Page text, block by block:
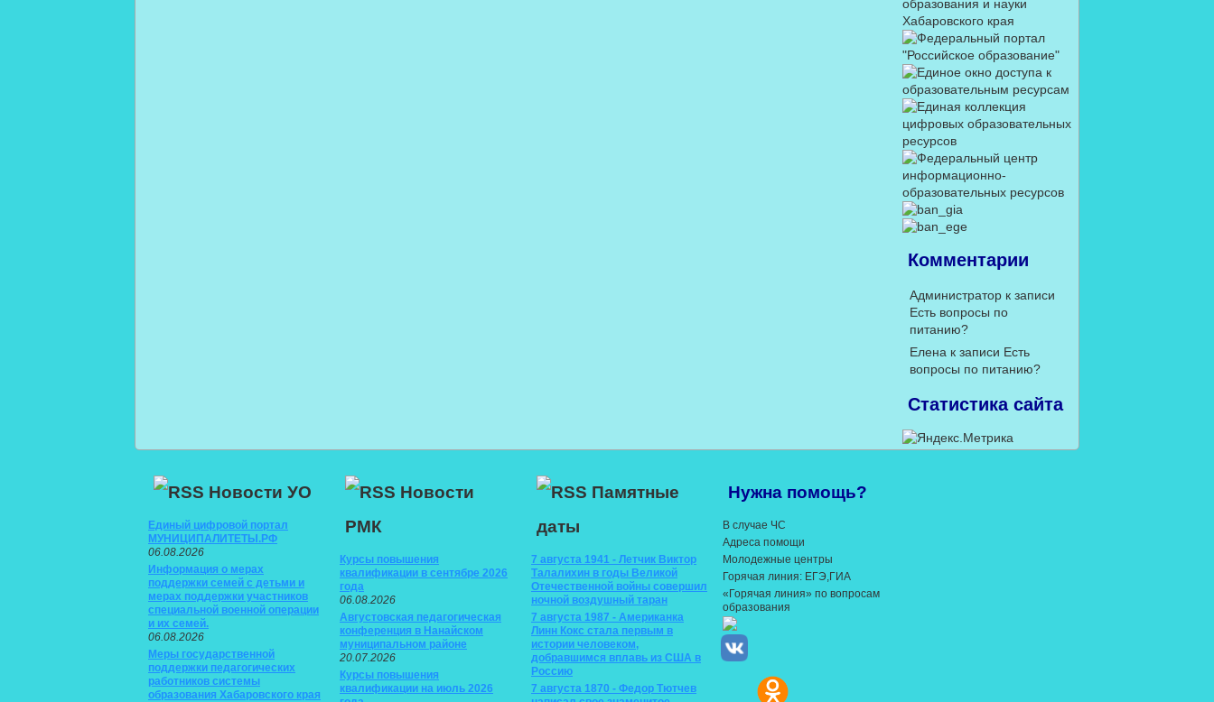
Комментарии
Администратор к записи
Есть вопросы по
питанию?
Елена к записи Есть
вопросы по питанию?
Статистика сайта
Новости УО
Единый цифровой портал
МУНИЦИПАЛИТЕТЫ.РФ
06.08.2026
Информация о мерах
поддержки семей с детьми и
мерах поддержки участников
специальной военной операции
и их семей.
06.08.2026
Меры государственной
поддержки педагогических
работников системы
образования Хабаровского края
Новости
РМК
Курсы повышения
квалификации в сентябре 2026
года
06.08.2026
Августовская педагогическая
конференция в Нанайском
муниципальном районе
20.07.2026
Курсы повышения
квалификации на июль 2026
Памятные
даты
7 августа 1941 - Летчик Виктор
Талалихин в годы Великой
Отечественной войны совершил
ночной воздушный таран
7 августа 1987 - Американка
Линн Кокс стала первым в
истории человеком,
добравшимся вплавь из США в
Россию
7 августа 1870 - Федор Тютчев
Нужна помощь?
В случае ЧС
Адреса помощи
Молодежные центры
Горячая линия: ЕГЭ,ГИА
«Горячая линия» по вопросам
образования